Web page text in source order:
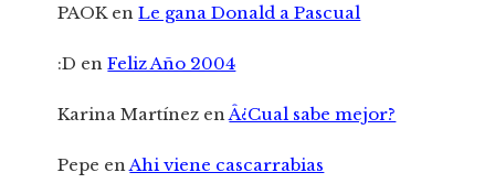
PAOKenLe gana Donald a Pascual
:D enFeliz Año 2004
Karina Martínez enÂ¿Cual sabe mejor?
Pepe enAhi viene cascarrabias